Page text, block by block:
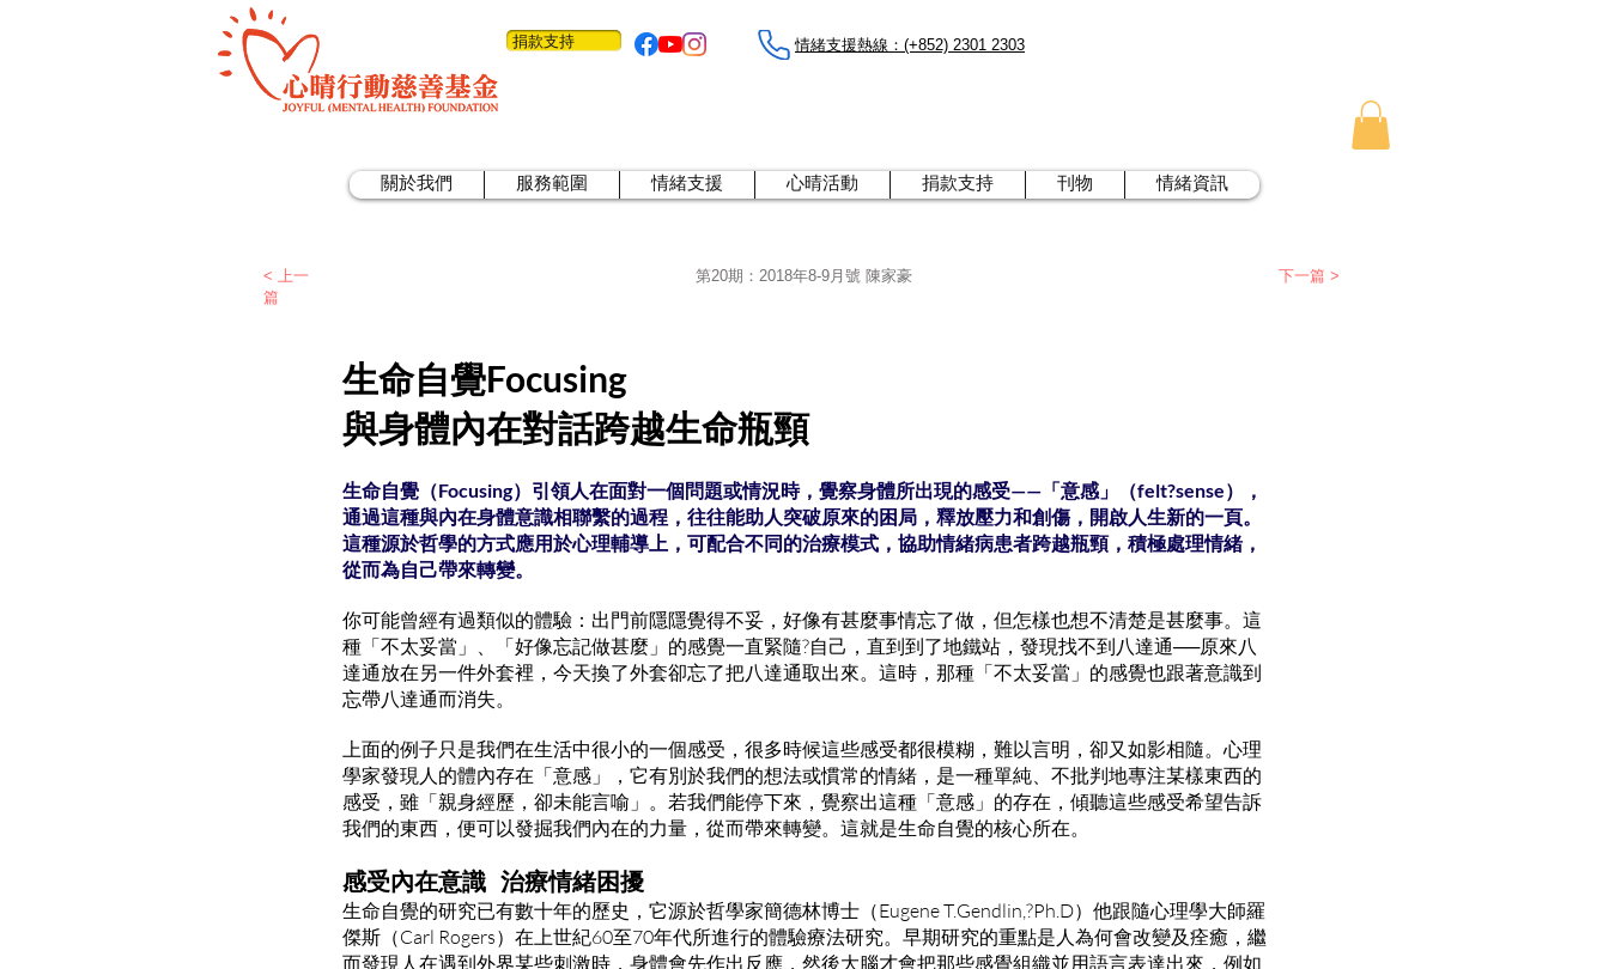
捐款支持 情緒支援熱線：​​(+852) 2301 2303
關於我們 服務範圍 情緒支援 心晴活動 捐款支持 刊物 情緒資訊
< 上一
篇
第20期：2018年8-9月號 陳家豪 下一篇 >
生命自覺Focusing
與身體內在對話跨越生命瓶頸
生命自覺（Focusing）引領人在面對一個問題或情況時，覺察身體所出現的感受——「意感」（felt?sense），
通過這種與內在身體意識相聯繫的過程，往往能助人突破原來的困局，釋放壓力和創傷，開啟人生新的一頁。
這種源於哲學的方式應用於心理輔導上，可配合不同的治療模式，協助情緒病患者跨越瓶頸，積極處理情緒，
從而為自己帶來轉變。
你可能曾經有過類似的體驗：出門前隱隱覺得不妥，好像有甚麼事情忘了做，但怎樣也想不清楚是甚麼事。這
種「不太妥當」、「好像忘記做甚麼」的感覺一直緊隨?自己，直到到了地鐵站，發現找不到八達通──原來八
達通放在另一件外套裡，今天換了外套卻忘了把八達通取出來。這時，那種「不太妥當」的感覺也跟著意識到
忘帶八達通而消失。
上面的例子只是我們在生活中很小的一個感受，很多時候這些感受都很模糊，難以言明，卻又如影相隨。心理
學家發現人的體內存在「意感」，它有別於我們的想法或慣常的情緒，是一種單純、不批判地專注某樣東西的
感受，雖「親身經歷，卻未能言喻」。若我們能停下來，覺察出這種「意感」的存在，傾聽這些感受希望告訴
我們的東西，便可以發掘我們內在的力量，從而帶來轉變。這就是生命自覺的核心所在。
感受內在意識 治療情緒困擾
生命自覺的研究已有數十年的歷史，它源於哲學家簡德林博士（Eugene T.Gendlin,?Ph.D）他跟隨心理學大師羅
傑斯（Carl Rogers）在上世紀60至70年代所進行的體驗療法研究。早期研究的重點是人為何會改變及痊癒，繼
而發現人在遇到外界某些刺激時，身體會先作出反應，然後大腦才會把那些感覺組織並用語言表達出來，例如